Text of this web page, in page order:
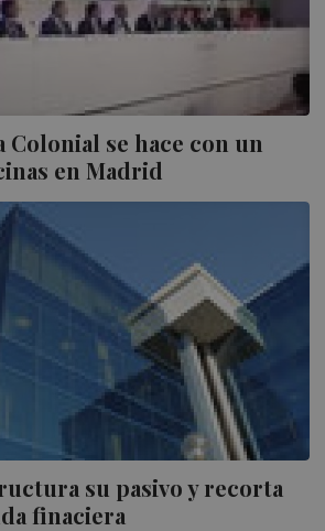
se hace con un
en Madrid
su pasivo y recorta
finaciera